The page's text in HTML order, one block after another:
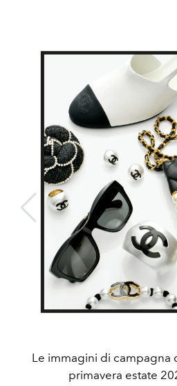
Le immagini di campagna
primavera estate